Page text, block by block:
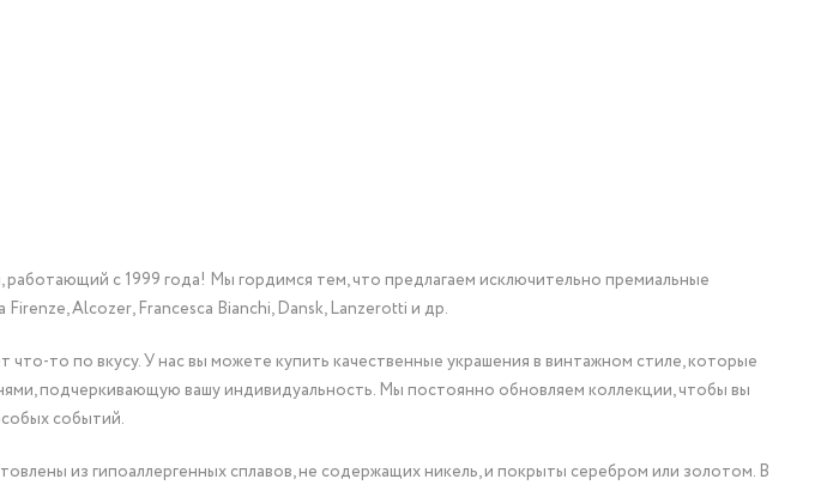
с 1999 года! Мы гордимся тем, что предлагаем исключительно премиальные
Alcozer, Francesca Bianchi, Dansk, Lanzerotti и др.
то по вкусу. У нас вы можете купить качественные украшения в винтажном стиле, которые
подчеркивающую вашу индивидуальность. Мы постоянно обновляем коллекции, чтобы вы
событий.
из гипоаллергенных сплавов, не содержащих никель, и покрыты серебром или золотом. В